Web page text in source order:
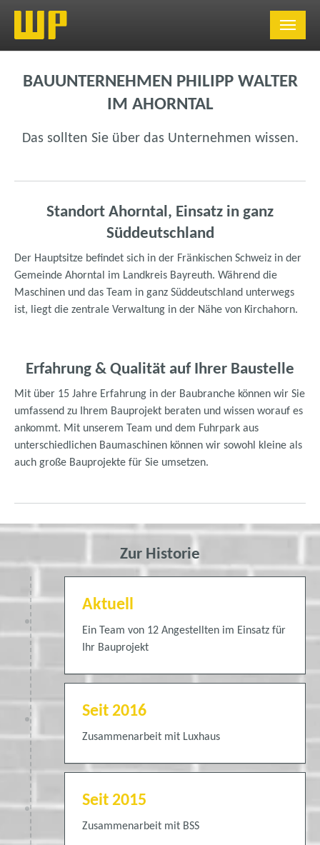
BAUUNTERNEHMEN PHILIPP WALTER
IM AHORNTAL
Das sollten Sie über das Unternehmen wissen.
Standort Ahorntal, Einsatz in ganz
Süddeutschland
Der Hauptsitze befindet sich in der Fränkischen Schweiz in der
Gemeinde Ahorntal im Landkreis Bayreuth. Während die
Maschinen und das Team in ganz Süddeutschland unterwegs
ist, liegt die zentrale Verwaltung in der Nähe von Kirchahorn.
Erfahrung & Qualität auf Ihrer Baustelle
Mit über 15 Jahre Erfahrung in der Baubranche können wir Sie
umfassend zu Ihrem Bauprojekt beraten und wissen worauf es
ankommt. Mit unserem Team und dem Fuhrpark aus
unterschiedlichen Baumaschinen können wir sowohl kleine als
auch große Bauprojekte für Sie umsetzen.
Zur Historie
Aktuell
Ein Team von 12 Angestellten im Einsatz für
Ihr Bauprojekt
Seit 2016
Zusammenarbeit mit Luxhaus
Seit 2015
Zusammenarbeit mit BSS